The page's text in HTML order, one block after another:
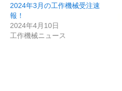
2024年3月の工作機械受注速
報！
2024年4月10日
工作機械ニュース